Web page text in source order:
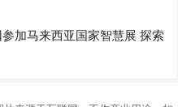
加马来西亚国家智慧展 探索